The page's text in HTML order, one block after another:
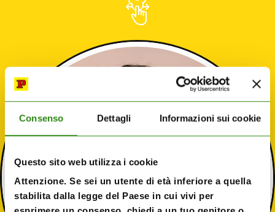
Consenso Dettagli Informazioni sui cookie
Questo sito web utilizza i cookie
Attenzione. Se sei un utente di età inferiore a quella
stabilita dalla legge del Paese in cui vivi per